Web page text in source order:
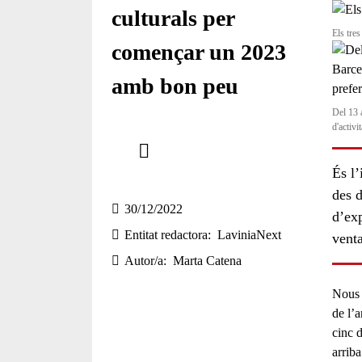
culturals per
començar un 2023
amb bon peu
30/12/2022
Entitat redactora
LaviniaNext
Autor/a
Marta Catena
Els
Del 13
És
des
Nous
de
cinc